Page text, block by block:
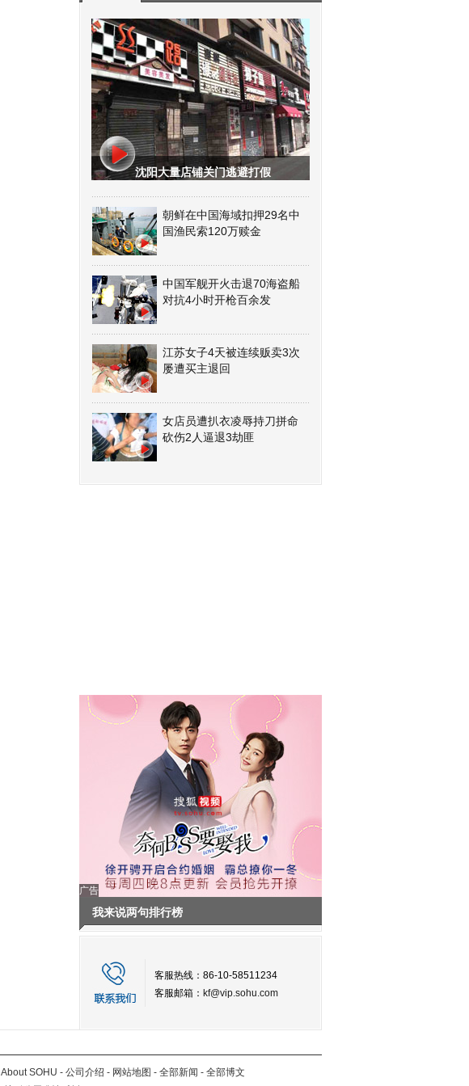
沈阳大量店铺关门逃避打假
朝鲜在中国海域扣押29名中
国渔民索120万赎金
中国军舰开火击退70海盗船
对抗4小时开枪百余发
江苏女子4天被连续贩卖3次
屡遭买主退回
女店员遭扒衣凌辱持刀拼命
砍伤2人逼退3劫匪
广告
我来说两句排行榜
客服热线：86-10-58511234
客服邮箱： kf@vip.sohu.com
About SOHU - 公司介绍 - 网站地图 - 全部新闻 - 全部博文